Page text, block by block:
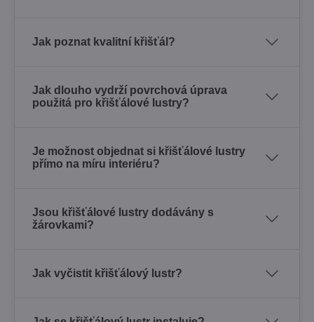
Jak poznat kvalitní křišťál?
Jak dlouho vydrží povrchová úprava
použitá pro křišťálové lustry?
Je možnost objednat si křišťálové lustry
přímo na míru interiéru?
Jsou křišťálové lustry dodávány s
žárovkami?
Jak vyčistit křišťálový lustr?